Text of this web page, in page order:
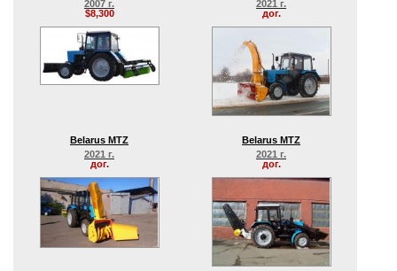
2007 г.
$8,300
2021 г.
дог.
Belarus MTZ
2021 г.
дог.
Belarus MTZ
2021 г.
дог.